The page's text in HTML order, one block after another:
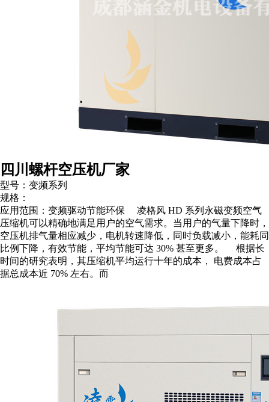
四川螺杆空压机厂家
型号：变频系列
规格：
应用范围：变频驱动节能环保 凌格风 HD 系列永磁变频空气
压缩机可以精确地满足用户的空气需求。当用户的气量下降时，
空压机排气量相应减少，电机转速降低，同时负载减小，能耗同
比例下降，有效节能，平均节能可达 30% 甚至更多。 根据长
时间的研究表明，其压缩机平均运行十年的成本， 电费成本占
据总成本近 70% 左右。而